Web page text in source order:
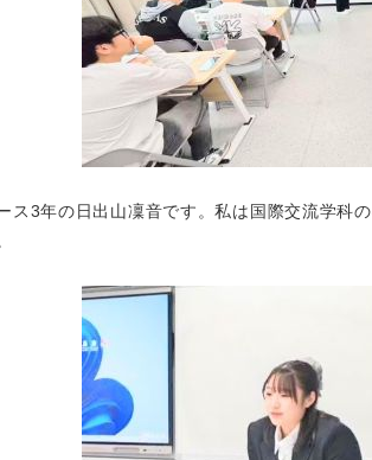
ス3年の日出山凜音です。私は国際交流学科